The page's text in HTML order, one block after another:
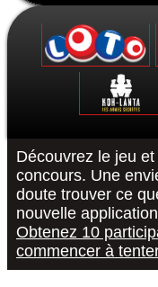
Loto : le tirage
Euromillions :
Koh-Lanta : Les
The Voice 10 - La
Le Grand Quiz -
"R or B
District Z :
Découvrez le jeu
concours. Une
doute trouver ce
nouvelle
Obtenez 10
commencer à